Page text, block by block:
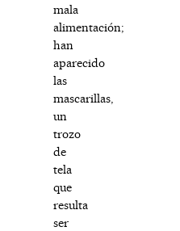
mala
alimentación;
han
aparecido
las
mascarillas,
un
trozo
de
tela
que
resulta
ser